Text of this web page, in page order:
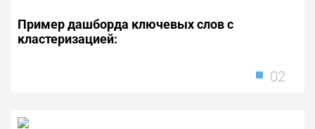
Пример дашборда ключевых слов с
кластеризацией:
02